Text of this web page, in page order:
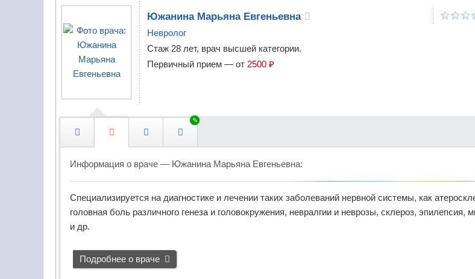
н
я
о
р
ш
и
й
л
и
в
ч
реаниматологи
Аритмологи
хирурги
Венерологи
Вертебрологи
врачи
ЮжанинаМарьяна Евгеньевна
Невролог
Стаж 28 лет, врач высшей категории.
Первичный прием — от 2500 ₽
Информация о враче — Южанина Марьяна Евгеньевна:
Специализируется на диагностике и лечении таких заболеваний нервной системы, как
головная боль различного генеза и головокружения, невралгии и неврозы, склероз, эпилепсия,
и др.
Подробнее о враче